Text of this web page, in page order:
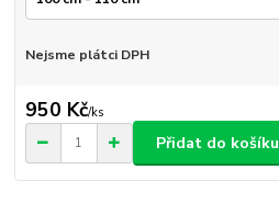
Nejsme plátci DPH
950 Kč/ks
Přidat do košíku